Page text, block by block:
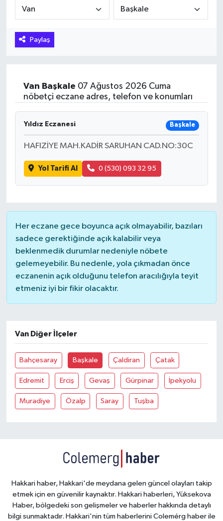
Paylaş
Van Başkale 07 Ağustos 2026 Cuma
nöbetçi eczane adres, telefon ve konumları
Yıldız Eczanesi Başkale
HAFIZİYE MAH.KADİR SARUHAN CAD.NO:30C
Yol Tarifi Al 0 (530) 093 32 95
Her eczane gece boyunca açık olmayabilir, bazıları
sadece gerektiğinde açık kalabilir veya
beklenmedik durumlar nedeniyle nöbete
gelemeyebilir. Bu nedenle, yola çıkmadan önce
eczanenin açık olduğunu telefon aracılığıyla teyit
etmeniz iyi bir fikir olacaktır.
Van Diğer İlçeler
Bahçesaray Başkale Çaldiran Çatak
Edremit Erciş Gevaş Gürpinar İpekyolu
Muradiye Özalp Saray Tuşba
Hakkari haber, Hakkari'de meydana gelen güncel olayları takip
etmek için en güvenilir kaynaktır. Hakkari haberleri, Yüksekova
Haber, bölgedeki son gelişmeler ve haberler hakkında detaylı
bilgi sunmaktadır. Hakkari'nin tüm haberlerini Colemérg haber ile
Hakkari Haber
İLGİNÇ HABERLER
KÜLTÜR SANAT
MAGAZİN
MAKALE
POLİTİKA
SİYASET
SPOR